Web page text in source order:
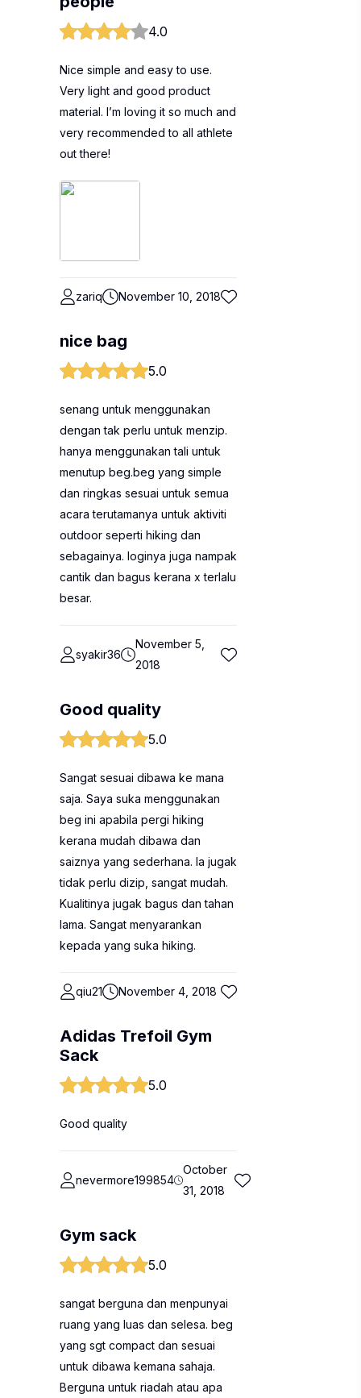
4.0
Nice simple and easy to use.
Very light and good product
material. I’m loving it so much and
very recommended to all athlete
out there!
zariq November 10, 2018
nice bag
5.0
senang untuk menggunakan
dengan tak perlu untuk menzip.
hanya menggunakan tali untuk
menutup beg.beg yang simple
dan ringkas sesuai untuk semua
acara terutamanya untuk aktiviti
outdoor seperti hiking dan
sebagainya. loginya juga nampak
cantik dan bagus kerana x terlalu
besar.
syakir36
November 5,
2018
Good quality
5.0
Sangat sesuai dibawa ke mana
saja. Saya suka menggunakan
beg ini apabila pergi hiking
kerana mudah dibawa dan
saiznya yang sederhana. Ia jugak
tidak perlu dizip, sangat mudah.
Kualitinya jugak bagus dan tahan
lama. Sangat menyarankan
kepada yang suka hiking.
qiu21 November 4, 2018
Adidas Trefoil Gym
Sack
5.0
Good quality
nevermore199854
October
31, 2018
Gym sack
5.0
sangat berguna dan menpunyai
ruang yang luas dan selesa. beg
yang sgt compact dan sesuai
untuk dibawa kemana sahaja.
Berguna untuk riadah atau apa